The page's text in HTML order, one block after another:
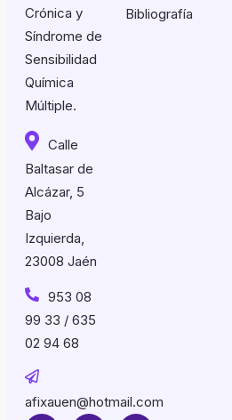
Crónica y
Síndrome de
Sensibilidad
Química
Múltiple.
Calle
Baltasar de
Alcázar, 5
Bajo
Izquierda,
23008 Jaén
953 08
99 33 / 635
02 94 68
afixauen@hotmail.com
Bibliografía